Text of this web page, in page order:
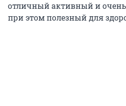
отличный активный и
при этом полезный для